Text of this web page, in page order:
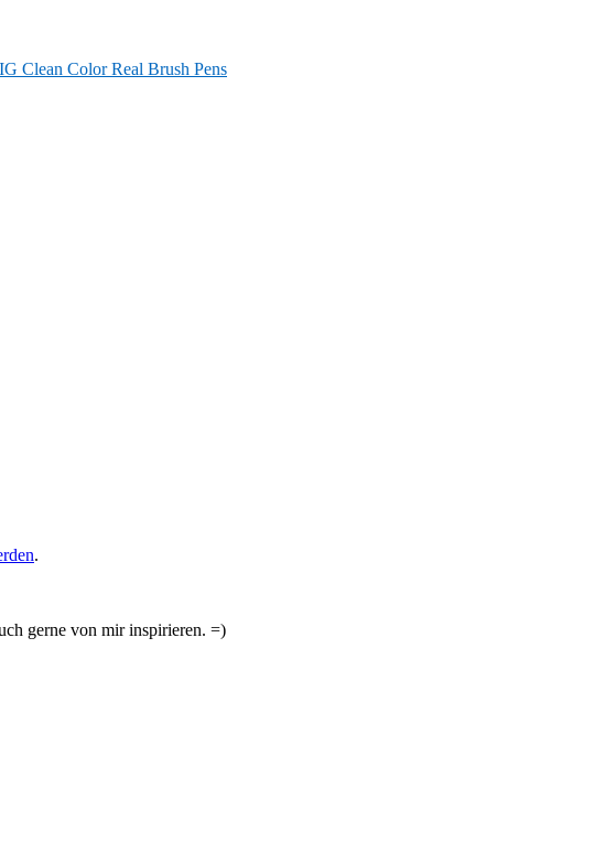
Clean Color Real Brush Pens
.
gerne von mir inspirieren. =)